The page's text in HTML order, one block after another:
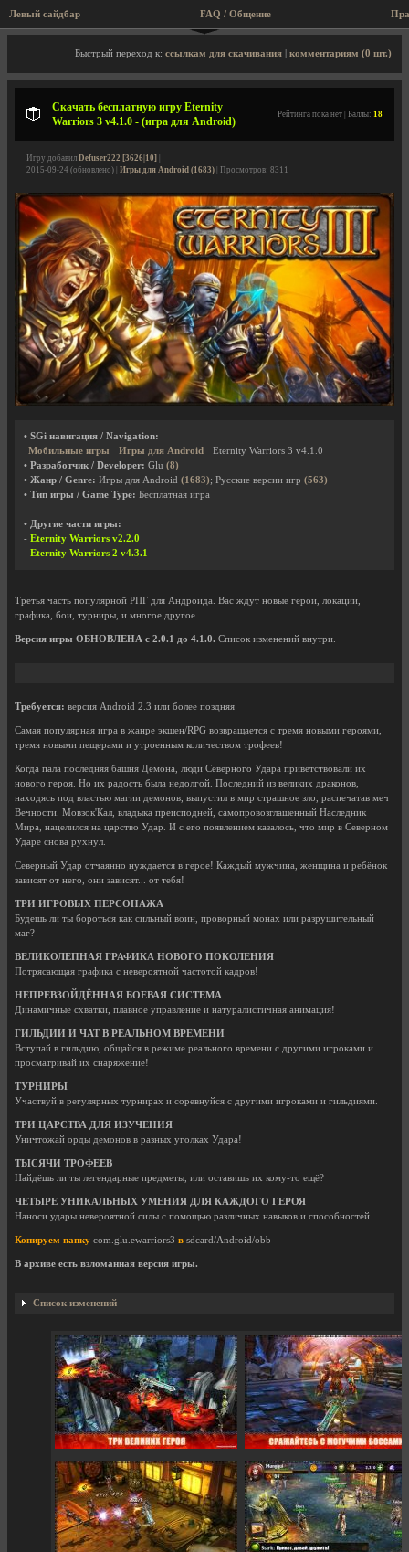
Левый сайдбар FAQ / Общение
Описание игры, скриншоты, видео
Быстрый переход к: ссылкам для скачивания комментариям (0 шт.)
Скачать бесплатную игру Eternity
Warriors 3 v4.1.0 - (игра для Android)
Рейтинга пока нет | Баллы: 18
Игру добавил Defuser222 [3626|10]
2015-09-24 (обновлено) | Игры для Android (1683) | Просмотров: 8311
• SGi навигация / Navigation:
Мобильные игры
Игры для Android
Eternity Warriors 3 v4.1.0
• Разработчик / Developer: Glu (8)
• Жанр / Genre: Игры для Android (1683); Русские версии игр (563)
• Тип игры / Game Type: Бесплатная игра
• Другие части игры:
- Eternity Warriors v2.2.0
- Eternity Warriors 2 v4.3.1
Третья часть популярной РПГ для Андроида. Вас ждут новые герои, локации,
графика, бои, турниры, и многое другое.
Версия игры ОБНОВЛЕНА с 2.0.1 до 4.1.0. Список изменений внутри.
Требуется: версия Android 2.3 или более поздняя
Самая популярная игра в жанре экшен/RPG возвращается с тремя новыми героями,
тремя новыми пещерами и утроенным количеством трофеев!
Когда пала последняя башня Демона, люди Северного Удара приветствовали их
нового героя. Но их радость была недолгой. Последний из великих драконов,
находясь под властью магии демонов, выпустил в мир страшное зло, распечатав меч
Вечности. Мовзок'Кал, владыка преисподней, самопровозглашенный Наследник
Мира, нацелился на царство Удар. И с его появлением казалось, что мир в Северном
Ударе снова рухнул.
Северный Удар отчаянно нуждается в герое! Каждый мужчина, женщина и ребёнок
зависят от него, они зависят... от тебя!
ТРИ ИГРОВЫХ ПЕРСОНАЖА
Будешь ли ты бороться как сильный воин, проворный монах или разрушительный
маг?
ВЕЛИКОЛЕПНАЯ ГРАФИКА НОВОГО ПОКОЛЕНИЯ
Потрясающая графика c невероятной частотой кадров!
НЕПРЕВЗОЙДЁННАЯ БОЕВАЯ СИСТЕМА
Динамичные схватки, плавное управление и натуралистичная анимация!
ГИЛЬДИИ И ЧАТ В РЕАЛЬНОМ ВРЕМЕНИ
Вступай в гильдию, общайся в режиме реального времени c другими игроками и
просматривай их снаряжение!
ТУРНИРЫ
Участвуй в регулярных турнирах и соревнуйся с другими игроками и гильдиями.
ТРИ ЦАРСТВА ДЛЯ ИЗУЧЕНИЯ
Уничтожай орды демонов в разных уголках Удара!
ТЫСЯЧИ ТРОФЕЕВ
Найдёшь ли ты легендарные предметы, или оставишь их кому-то ещё?
ЧЕТЫРЕ УНИКАЛЬНЫХ УМЕНИЯ ДЛЯ КАЖДОГО ГЕРОЯ
Наноси удары невероятной силы с помощью различных навыков и способностей.
Копируем папку com.glu.ewarriors3 в sdcard/Android/obb
В архиве есть взломанная версия игры.
Список изменений